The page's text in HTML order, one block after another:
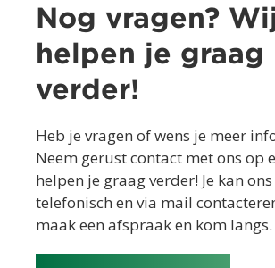
Nog vragen?
helpen je graag
verder!
Heb je vragen of wens je meer
Neem gerust contact met ons op
helpen je graag verder! Je kan ons
telefonisch en via mail
maak een afspraak en kom langs.